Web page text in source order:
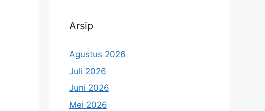
Arsip
Agustus 2026
Juli 2026
Juni 2026
Mei 2026